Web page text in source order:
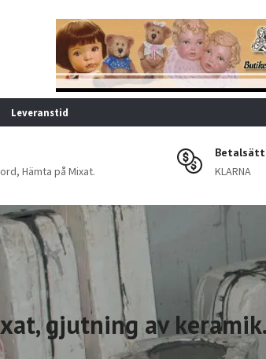
Leveranstid
Hämta på Mixat.
Betalsätt
KLARNA